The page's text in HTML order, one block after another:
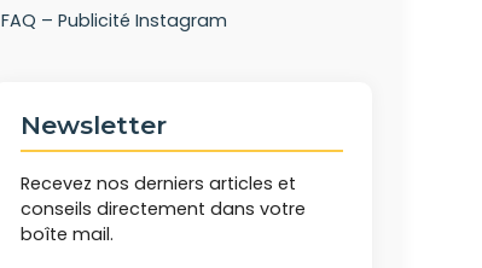
FAQ – Publicité Instagram
Newsletter
Recevez nos derniers articles et
conseils directement dans votre
boîte mail.